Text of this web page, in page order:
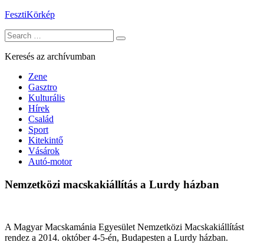
Skip
content
FesztiKörkép
Search
for:
Keresés az archívumban
Zene
Gasztro
Kulturális
Hírek
Család
Sport
Kitekintő
Vásárok
Autó-motor
Nemzetközi macskakiállítás a Lurdy házban
A Magyar Macskamánia Egyesület Nemzetközi Macskakiállítást
rendez a 2014. október 4-5-én, Budapesten a Lurdy házban.